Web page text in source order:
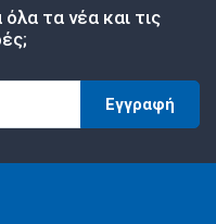
τα νέα και τις
Εγγραφή